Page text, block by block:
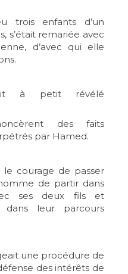
trois enfants d’un
s’était remariée avec
d’avec qui elle
à petit révélé
des faits
par Hamed.
courage de passer
de partir dans
ses deux fils et
dans leur parcours
une procédure de
des intérêts de